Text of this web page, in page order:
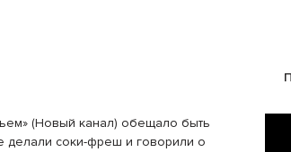
(Новый канал) обещало быть
делали соки-фреш и говорили о